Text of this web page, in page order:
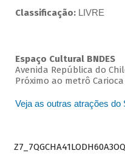
Classificação: LIVRE
Espaço Cultural BNDES
Avenida República do
Próximo ao metrô Carioca
Veja as outras atrações do